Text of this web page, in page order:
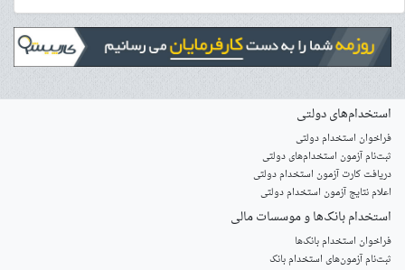
استخدام‌های دولتی
فراخوان استخدام دولتی
ثبت‌نام آزمون‌ استخدام‌های دولتی
دریافت کارت آزمون استخدام دولتی
اعلام نتایج آزمون استخدام دولتی
استخدام‌ بانک‌ها و موسسات مالی
فراخوان استخدام بانک‌ها
‌ثبت‌نام آزمون‌های استخدام بانک